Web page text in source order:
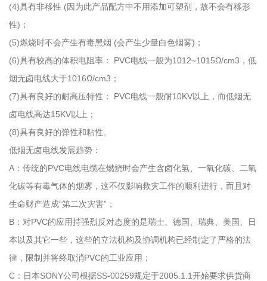
(4)具有非移性 (因为此产品配方中不用添加可塑剂，故不会有移形
性)；
(5)燃烧时不会产生有毒黑烟 (会产生少量白色烟雾)；
(6)具有较高的体积电阻率： PVC电线一般为1012~1015Ω/cm3，低
烟无卤电线大于1016Ω/cm3；
(7)具有良好的耐高压特性： PVC电线一般耐10KV以上，而低烟无
卤电线高达15KV以上；
(8)具有良好的弹性和粘性。
低烟无卤电线发展趋势：
A：传统的PVC电线电缆在燃烧时会产生含卤化氢、一氧化碳、二氧
化碳等有毒气体的烟雾，这不仅影响救灾工作的顺利进行，而且对
生命财产造成“第二次灾害”；
B：对PVC的应用持强烈反对态度的是瑞士、德国、瑞典、美国、日
本以及其它一些，这些的立法机构及协调机构已经制定了严格的法
律，限制并将终取消PVC的工业应用；
C：日本SONY公司根据SS-00259规定于2005.1.1开始要求供货商